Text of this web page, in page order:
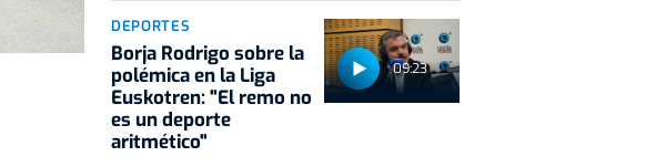
09:23
DEPORTES
Borja Rodrigo sobre la
polémica en la Liga
Euskotren: "El remo no
es un deporte
aritmético"